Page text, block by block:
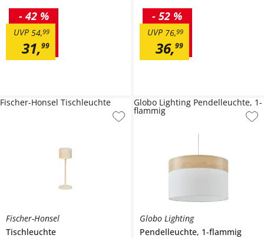
31,99
54,99
UVP
- 42 %
36,99
76,99
UVP
- 52 %
Fischer-Honsel
Tischleuchte
Fischer-Honsel Tischleuchte
Globo Lighting
Pendelleuchte, 1-flammig
Globo Lighting Pendelleuchte, 1-
flammig